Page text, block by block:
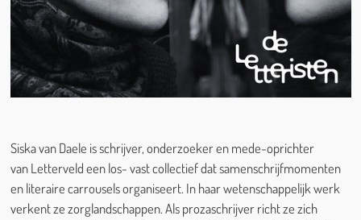
Siska van Daele is schrijver, onderzoeker en mede-oprichter
van Letterveld een los- vast collectief dat samenschrijfmomenten
en literaire carrousels organiseert. In haar wetenschappelijk werk
verkent ze zorglandschappen. Als prozaschrijver richt ze zich